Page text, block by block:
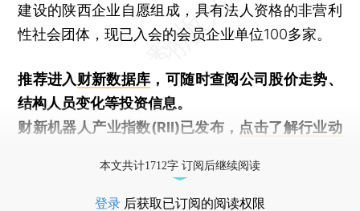
建设的陕西企业自愿组成，具有法人资格的非营利
性社会团体，现已入会的会员企业单位100多家。
推荐进入财新数据库 ，可随时查阅公司股价走势、
结构人员变化等投资信息。
财新机器人产业指数(RII)已发布， 点击了解行业动
本文共计1712字 订阅后继续阅读
登录 后获取已订阅的阅读权限